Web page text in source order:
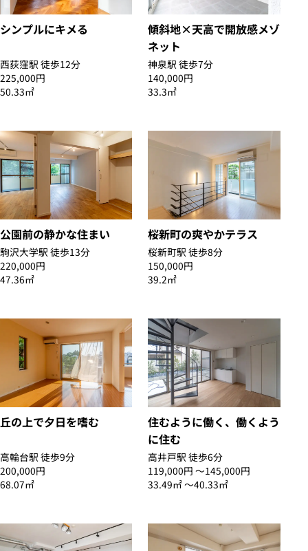
シンプルにキメる
西荻窪駅 徒歩12分
225,000円
50.33㎡
傾斜地×天高で開放感メゾ
ネット
神泉駅 徒歩7分
140,000円
33.3㎡
公園前の静かな住まい
駒沢大学駅 徒歩13分
220,000円
47.36㎡
桜新町の爽やかテラス
桜新町駅 徒歩8分
150,000円
39.2㎡
丘の上で夕日を嗜む
高輪台駅 徒歩9分
200,000円
68.07㎡
住むように働く、働くよう
に住む
高井戸駅 徒歩6分
119,000円 〜145,000円
33.49㎡ 〜40.33㎡